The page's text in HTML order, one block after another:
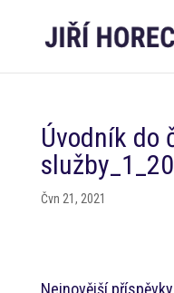
Úvodník do
Čvn 21, 2021
Nejnovější příspěvky